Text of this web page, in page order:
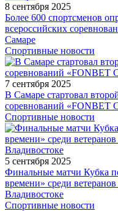
8 сентября 2025
Более 600 спортсменов
всероссийских
Самаре
Спортивные новости
7 сентября 2025
В Самаре стартовал
соревнований «FONBET
Спортивные новости
5 сентября 2025
Финальные матчи Кубка
времени» среди
Владивостоке
Спортивные новости